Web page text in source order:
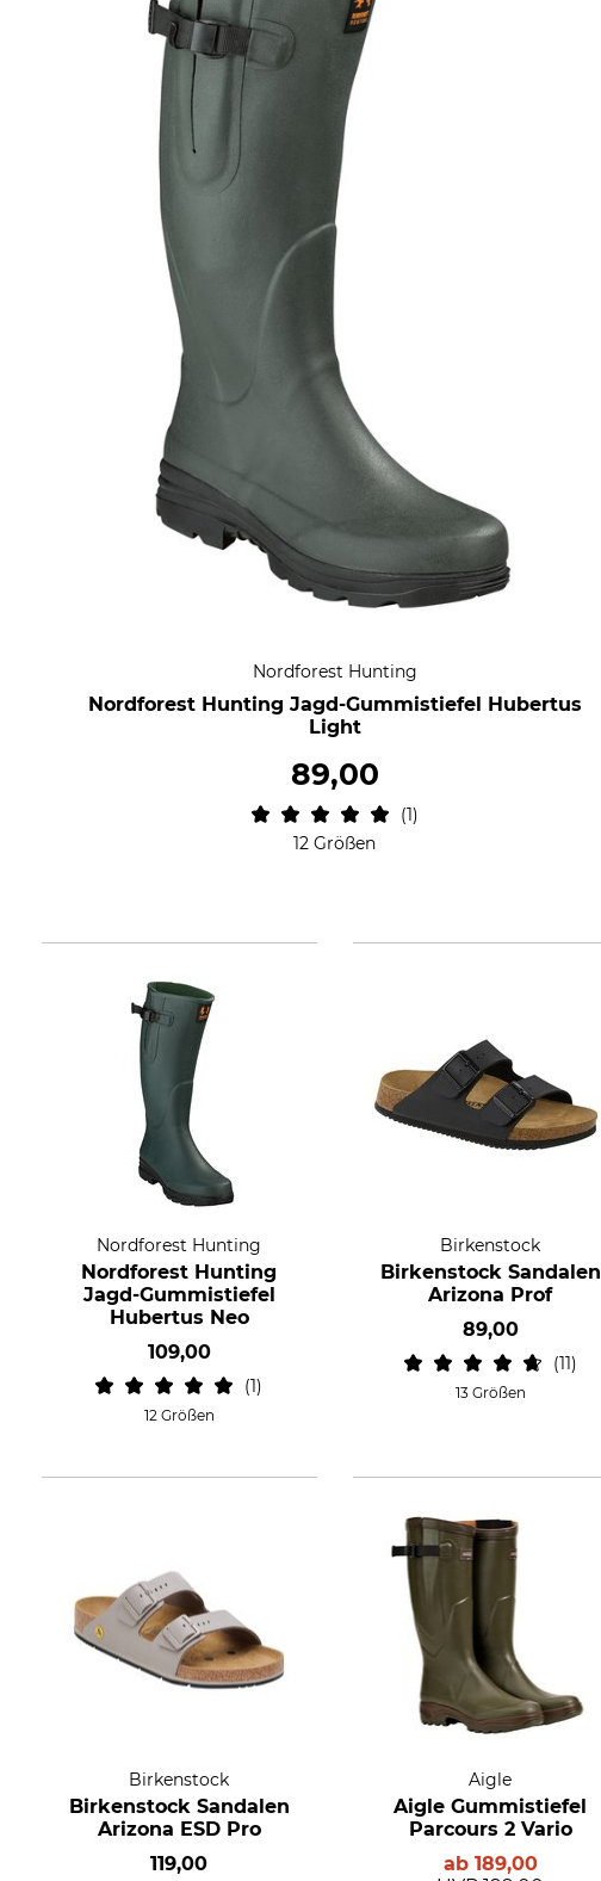
Nordforest Hunting
Nordforest Hunting Jagd-Gummistiefel Hubertus
Light
89,00
1
12 Größen
Nordforest Hunting
Nordforest Hunting
Jagd-Gummistiefel
Hubertus Neo
109,00
1
12 Größen
Birkenstock
Birkenstock Sandalen
Arizona Prof
89,00
11
13 Größen
Birkenstock
Birkenstock Sandalen
Arizona ESD Pro
119,00
Aigle
Aigle Gummistiefel
Parcours 2 Vario
ab 189,00